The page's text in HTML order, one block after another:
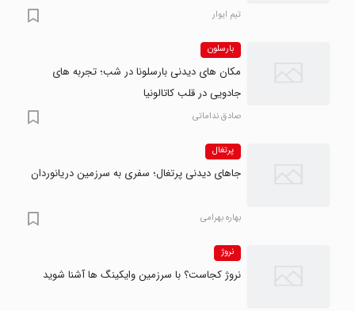
تیم ایوار
بارسلون
مکان های دیدنی بارسلونا در شب؛ تجربه های
جادویی در قلب کاتالونیا
صادق نداماتی
پرتغال
جاهای دیدنی پرتغال؛ سفری به سرزمین دریانوردان
بهاره بهرامی
نروژ
نروژ کجاست؟ با سرزمین وایکینگ ها آشنا شوید